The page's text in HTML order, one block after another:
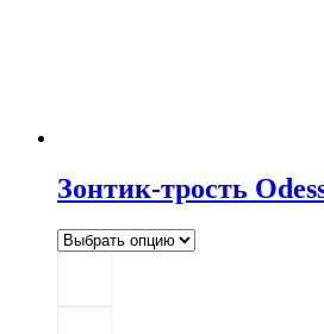
Зонтик-трость